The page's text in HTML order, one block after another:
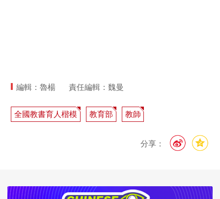
編輯：魯楊 責任編輯：魏曼
全國教書育人楷模 教育部 教師
分享：